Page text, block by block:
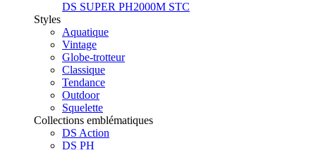
DS SUPER PH2000M STC
Styles
Aquatique
Vintage
Globe-trotteur
Classique
Tendance
Outdoor
Squelette
Collections emblématiques
DS Action
DS PH